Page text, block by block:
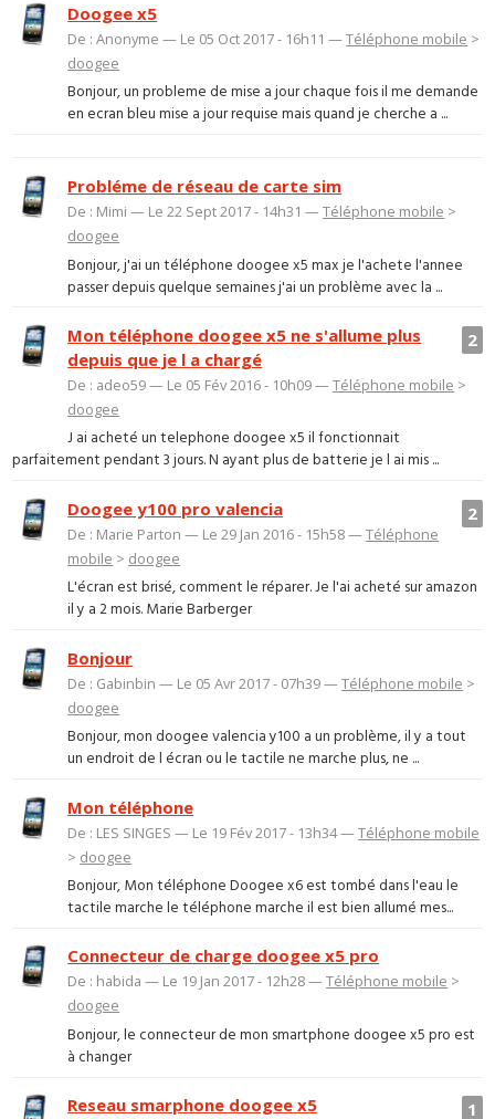
Doogee x5
De : Anonyme — Le 05 Oct 2017 - 16h11 —Téléphone mobile >
doogee
Bonjour, un probleme de mise a jour chaque fois il me demande
en ecran bleu mise a jour requise mais quand je cherche a ...
Probléme de réseau de carte sim
De : Mimi — Le 22 Sept 2017 - 14h31 —Téléphone mobile >
doogee
Bonjour, j'ai un téléphone doogee x5 max je l'achete l'annee
passer depuis quelque semaines j'ai un problème avec la ...
2
Mon téléphone doogee x5 ne s'allume plus
depuis que je l a chargé
De : adeo59 — Le 05 Fév 2016 - 10h09 —Téléphone mobile >
doogee
J ai acheté un telephone doogee x5 il fonctionnait
parfaitement pendant 3 jours. N ayant plus de batterie je l ai mis ...
2
Doogee y100 pro valencia
De : Marie Parton — Le 29 Jan 2016 - 15h58 —Téléphone
mobile > doogee
L'écran est brisé, comment le réparer. Je l'ai acheté sur amazon
il y a 2 mois. Marie Barberger
Bonjour
De : Gabinbin — Le 05 Avr 2017 - 07h39 —Téléphone mobile >
doogee
Bonjour, mon doogee valencia y100 a un problème, il y a tout
un endroit de l écran ou le tactile ne marche plus, ne ...
Mon téléphone
De : LES SINGES — Le 19 Fév 2017 - 13h34 —Téléphone mobile
> doogee
Bonjour, Mon téléphone Doogee x6 est tombé dans l'eau le
tactile marche le téléphone marche il est bien allumé mes...
Connecteur de charge doogee x5 pro
De : habida — Le 19 Jan 2017 - 12h28 —Téléphone mobile >
doogee
Bonjour, le connecteur de mon smartphone doogee x5 pro est
à changer
1
Reseau smarphone doogee x5